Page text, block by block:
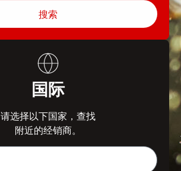
搜索
国际
请选择以下国家，查找
附近的经销商。